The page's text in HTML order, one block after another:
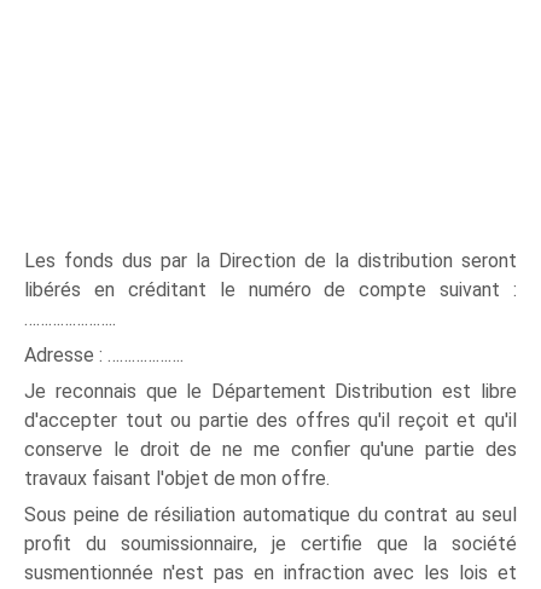
Les fonds dus par la Direction de la distribution seront
libérés en créditant le numéro de compte suivant :
…………………..
Adresse : ……………….
Je reconnais que le Département Distribution est libre
d'accepter tout ou partie des offres qu'il reçoit et qu'il
conserve le droit de ne me confier qu'une partie des
travaux faisant l'objet de mon offre.
Sous peine de résiliation automatique du contrat au seul
profit du soumissionnaire, je certifie que la société
susmentionnée n'est pas en infraction avec les lois et